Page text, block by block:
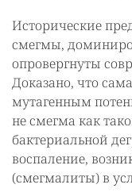
Исторические
смегмы,
опровергнуты
Доказано, что
мутагенным
не смегма как
бактериальной
воспаление,
(смегмалиты) в